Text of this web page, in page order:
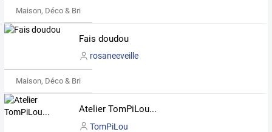
Maison, Déco & Bricolage
Fais doudou
rosaneeveille
Maison, Déco & Bricolage
Atelier TomPiLou...
TomPiLou